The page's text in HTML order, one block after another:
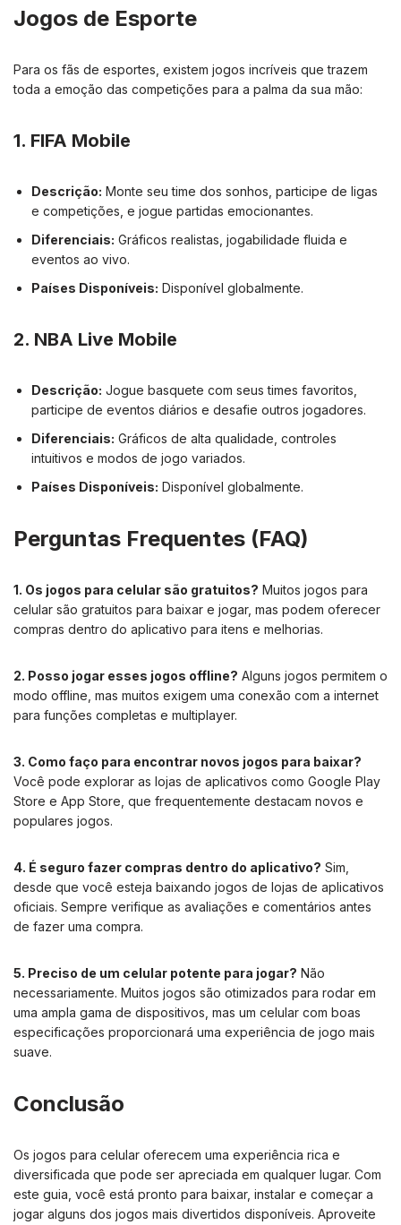
Jogos de Esporte
Para os fãs de esportes, existem jogos incríveis que trazem
toda a emoção das competições para a palma da sua mão:
1. FIFA Mobile
Descrição: Monte seu time dos sonhos, participe de ligas
e competições, e jogue partidas emocionantes.
Diferenciais: Gráficos realistas, jogabilidade fluida e
eventos ao vivo.
Países Disponíveis: Disponível globalmente.
2. NBA Live Mobile
Descrição: Jogue basquete com seus times favoritos,
participe de eventos diários e desafie outros jogadores.
Diferenciais: Gráficos de alta qualidade, controles
intuitivos e modos de jogo variados.
Países Disponíveis: Disponível globalmente.
Perguntas Frequentes (FAQ)
1. Os jogos para celular são gratuitos? Muitos jogos para
celular são gratuitos para baixar e jogar, mas podem oferecer
compras dentro do aplicativo para itens e melhorias.
2. Posso jogar esses jogos offline? Alguns jogos permitem o
modo offline, mas muitos exigem uma conexão com a internet
para funções completas e multiplayer.
3. Como faço para encontrar novos jogos para baixar?
Você pode explorar as lojas de aplicativos como Google Play
Store e App Store, que frequentemente destacam novos e
populares jogos.
4. É seguro fazer compras dentro do aplicativo? Sim,
desde que você esteja baixando jogos de lojas de aplicativos
oficiais. Sempre verifique as avaliações e comentários antes
de fazer uma compra.
5. Preciso de um celular potente para jogar? Não
necessariamente. Muitos jogos são otimizados para rodar em
uma ampla gama de dispositivos, mas um celular com boas
especificações proporcionará uma experiência de jogo mais
suave.
Conclusão
Os jogos para celular oferecem uma experiência rica e
diversificada que pode ser apreciada em qualquer lugar. Com
este guia, você está pronto para baixar, instalar e começar a
jogar alguns dos jogos mais divertidos disponíveis. Aproveite